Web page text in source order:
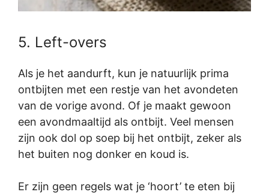
5. Left-overs
Als je het aandurft, kun je natuurlijk prima
ontbijten met een restje van het avondeten
van de vorige avond. Of je maakt gewoon
een avondmaaltijd als ontbijt. Veel mensen
zijn ook dol op soep bij het ontbijt, zeker als
het buiten nog donker en koud is.
Er zijn geen regels wat je ‘hoort’ te eten bij